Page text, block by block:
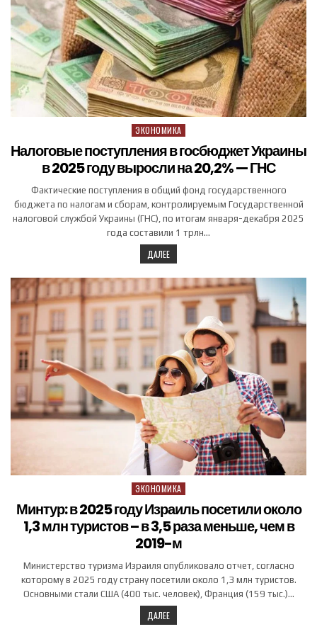
Posted in
ЭКОНОМИКА
Налоговые поступления в госбюджет Украины
в 2025 году выросли на 20,2% — ГНС
Фактические поступления в общий фонд государственного
бюджета по налогам и сборам, контролируемым Государственной
налоговой службой Украины (ГНС), по итогам января-декабря 2025
года составили 1 трлн…
ДАЛЕЕ
Posted in
ЭКОНОМИКА
Минтур: в 2025 году Израиль посетили около
1,3 млн туристов – в 3,5 раза меньше, чем в
2019-м
Министерство туризма Израиля опубликовало отчет, согласно
которому в 2025 году страну посетили около 1,3 млн туристов.
Основными стали США (400 тыс. человек), Франция (159 тыс.)…
ДАЛЕЕ